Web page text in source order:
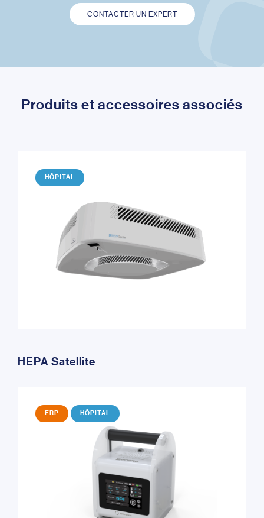
CONTACTER UN EXPERT
Produits et accessoires associés
HÔPITAL
HEPA Satellite
ERP HÔPITAL